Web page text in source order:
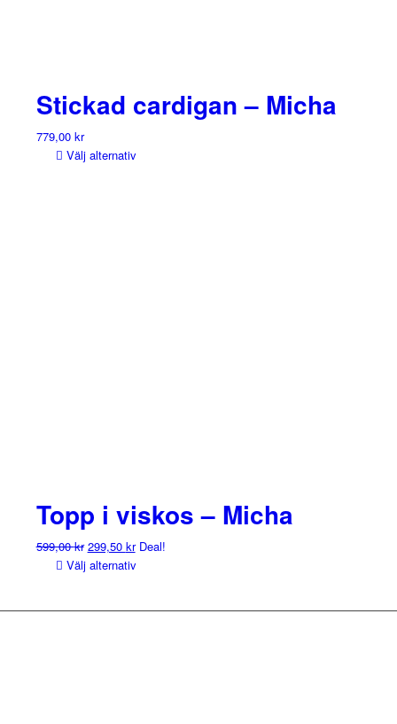
Stickad cardigan – Micha
779,00 kr
Välj alternativ
Topp i viskos – Micha
599,00kr Det
ursprungliga
299,50 krDet
nuvarande
Deal!
Välj alternativ